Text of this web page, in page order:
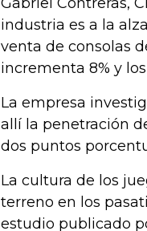
industria es a la
venta de consolas
incrementa 8% y
La empresa
allí la penetración
dos puntos
La cultura de los
terreno en los
estudio publicado